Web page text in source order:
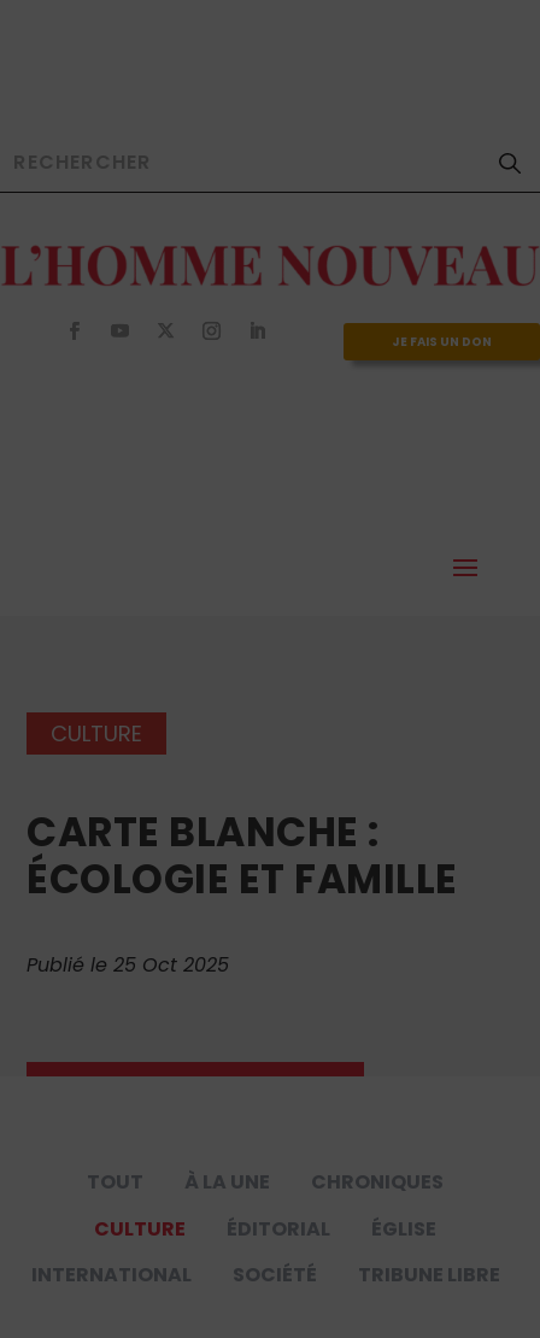
JE FAIS UN DON
CULTURE
CARTE BLANCHE :
ÉCOLOGIE ET FAMILLE
Publié le 25 Oct 2025
TOUT À LA UNE
CHRONIQUES
CULTURE
ÉDITORIAL
ÉGLISE
INTERNATIONAL
SOCIÉTÉ TRIBUNE LIBRE